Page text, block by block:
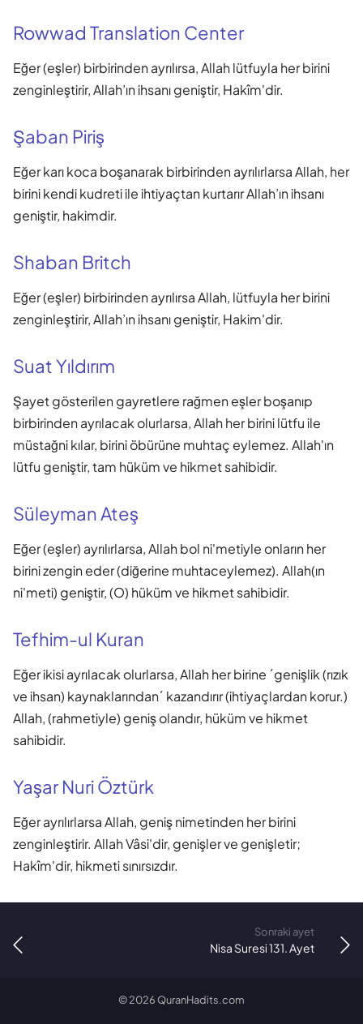
Rowwad Translation Center
Eğer (eşler) birbirinden ayrılırsa, Allah lütfuyla her birini
zenginleştirir, Allah’ın ihsanı geniştir, Hakîm'dir.
Şaban Piriş
Eğer karı koca boşanarak birbirinden ayrılırlarsa Allah, her
birini kendi kudreti ile ihtiyaçtan kurtarır Allah’ın ihsanı
geniştir, hakimdir.
Shaban Britch
Eğer (eşler) birbirinden ayrılırsa Allah, lütfuyla her birini
zenginleştirir, Allah’ın ihsanı geniştir, Hakim'dir.
Suat Yıldırım
Şayet gösterilen gayretlere rağmen eşler boşanıp
birbirinden ayrılacak olurlarsa, Allah her birini lütfu ile
müstağni kılar, birini öbürüne muhtaç eylemez. Allah'ın
lütfu geniştir, tam hüküm ve hikmet sahibidir.
Süleyman Ateş
Eğer (eşler) ayrılırlarsa, Allah bol ni'metiyle onların her
birini zengin eder (diğerine muhtaceylemez). Allah(ın
ni'meti) geniştir, (O) hüküm ve hikmet sahibidir.
Tefhim-ul Kuran
Eğer ikisi ayrılacak olurlarsa, Allah her birine ´genişlik (rızık
ve ihsan) kaynaklarından´ kazandırır (ihtiyaçlardan korur.)
Allah, (rahmetiyle) geniş olandır, hüküm ve hikmet
sahibidir.
Yaşar Nuri Öztürk
Eğer ayrılırlarsa Allah, geniş nimetinden her birini
zenginleştirir. Allah Vâsi'dir, genişler ve genişletir;
Hakîm'dir, hikmeti sınırsızdır.
Sonraki ayet
Nisa Suresi 131. Ayet
©2026 QuranHadits.com